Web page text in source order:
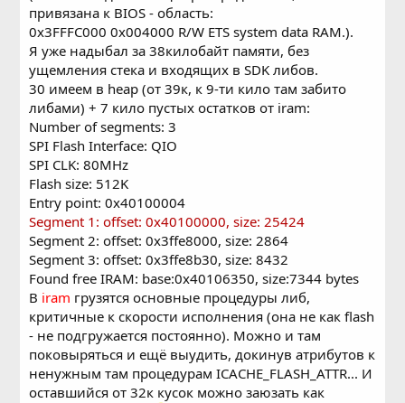
привязана к BIOS - область:
0x3FFFC000 0x004000 R/W ETS system data RAM.).
Я уже надыбал за 38килобайт памяти, без
ущемления стека и входящих в SDK либов.
30 имеем в heap (от 39к, к 9-ти кило там забито
либами) + 7 кило пустых остатков от iram:
Number of segments: 3
SPI Flash Interface: QIO
SPI CLK: 80MHz
Flash size: 512K
Entry point: 0x40100004
Segment 1: offset: 0x40100000, size: 25424
Segment 2: offset: 0x3ffe8000, size: 2864
Segment 3: offset: 0x3ffe8b30, size: 8432
Found free IRAM: base:0x40106350, size:7344 bytes
В iram грузятся основные процедуры либ,
критичные к скорости исполнения (она не как flash
- не подгружается постоянно). Можно и там
поковыряться и ещё выудить, докинув атрибутов к
ненужным там процедурам ICACHE_FLASH_ATTR... И
оставшийся от 32к кусок можно заюзать как